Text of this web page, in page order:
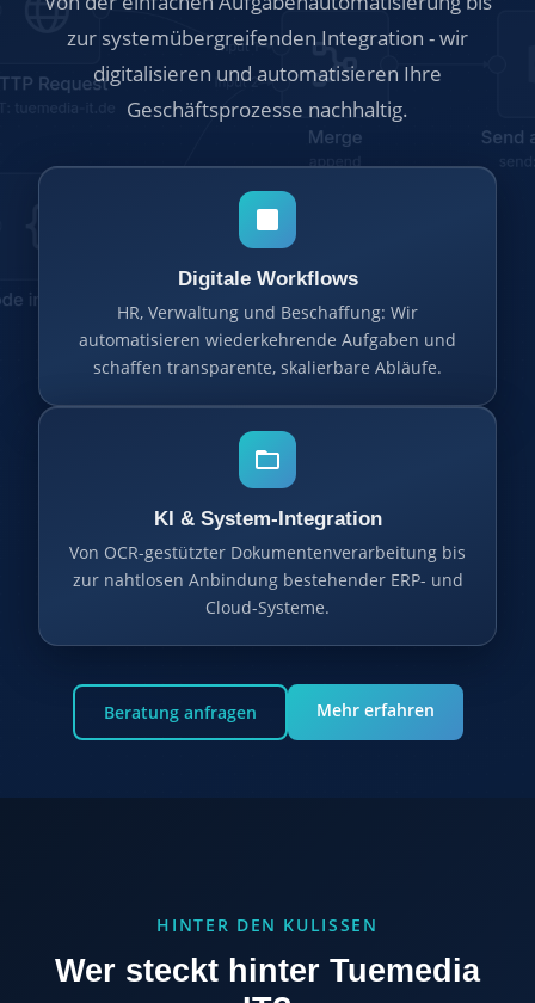
zur systemübergreifenden Integration - wir
digitalisieren und automatisieren Ihre
Geschäftsprozesse nachhaltig.
Digitale Workflows
HR, Verwaltung und Beschaffung: Wir
automatisieren wiederkehrende Aufgaben und
schaffen transparente, skalierbare Abläufe.
KI & System-Integration
Von OCR-gestützter Dokumentenverarbeitung bis
zur nahtlosen Anbindung bestehender ERP- und
Cloud-Systeme.
Beratung anfragen Mehr erfahren
HINTER DEN KULISSEN
Wer steckt hinter Tuemedia